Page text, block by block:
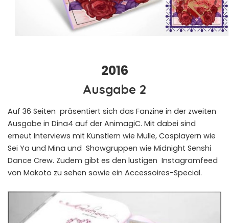
2016
Ausgabe 2
Auf 36 Seiten präsentiert sich das Fanzine in der zweiten
Ausgabe in Dina4 auf der AnimagiC. Mit dabei sind
erneut Interviews mit Künstlern wie Mulle, Cosplayern wie
Sei Ya und Mina und Showgruppen wie Midnight Senshi
Dance Crew. Zudem gibt es den lustigen Instagramfeed
von Makoto zu sehen sowie ein Accessoires-Special.